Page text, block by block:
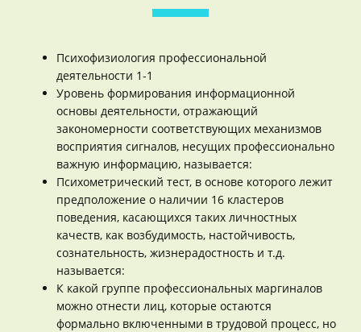
Психофизиология профессиональной
деятельности 1-1
Уровень формирования информационной
основы деятельности, отражающий
закономерности соответствующих механизмов
восприятия сигналов, несущих профессионально
важную информацию, называется:
Психометрический тест, в основе которого лежит
предположение о наличии 16 кластеров
поведения, касающихся таких личностных
качеств, как возбудимость, настойчивость,
сознательность, жизнерадостность и т.д.
называется:
К какой группе профессиональных маргиналов
можно отнести лиц, которые остаются
формально включенными в трудовой процесс, но